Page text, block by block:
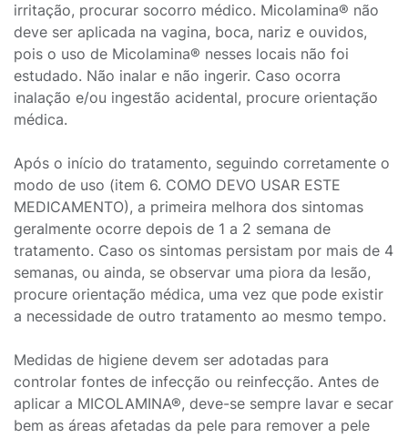
irritação, procurar socorro médico. Micolamina® não
deve ser aplicada na vagina, boca, nariz e ouvidos,
pois o uso de Micolamina® nesses locais não foi
estudado. Não inalar e não ingerir. Caso ocorra
inalação e/ou ingestão acidental, procure orientação
médica.
Após o início do tratamento, seguindo corretamente o
modo de uso (item 6. COMO DEVO USAR ESTE
MEDICAMENTO), a primeira melhora dos sintomas
geralmente ocorre depois de 1 a 2 semana de
tratamento. Caso os sintomas persistam por mais de 4
semanas, ou ainda, se observar uma piora da lesão,
procure orientação médica, uma vez que pode existir
a necessidade de outro tratamento ao mesmo tempo.
Medidas de higiene devem ser adotadas para
controlar fontes de infecção ou reinfecção. Antes de
aplicar a MICOLAMINA®, deve-se sempre lavar e secar
bem as áreas afetadas da pele para remover a pele